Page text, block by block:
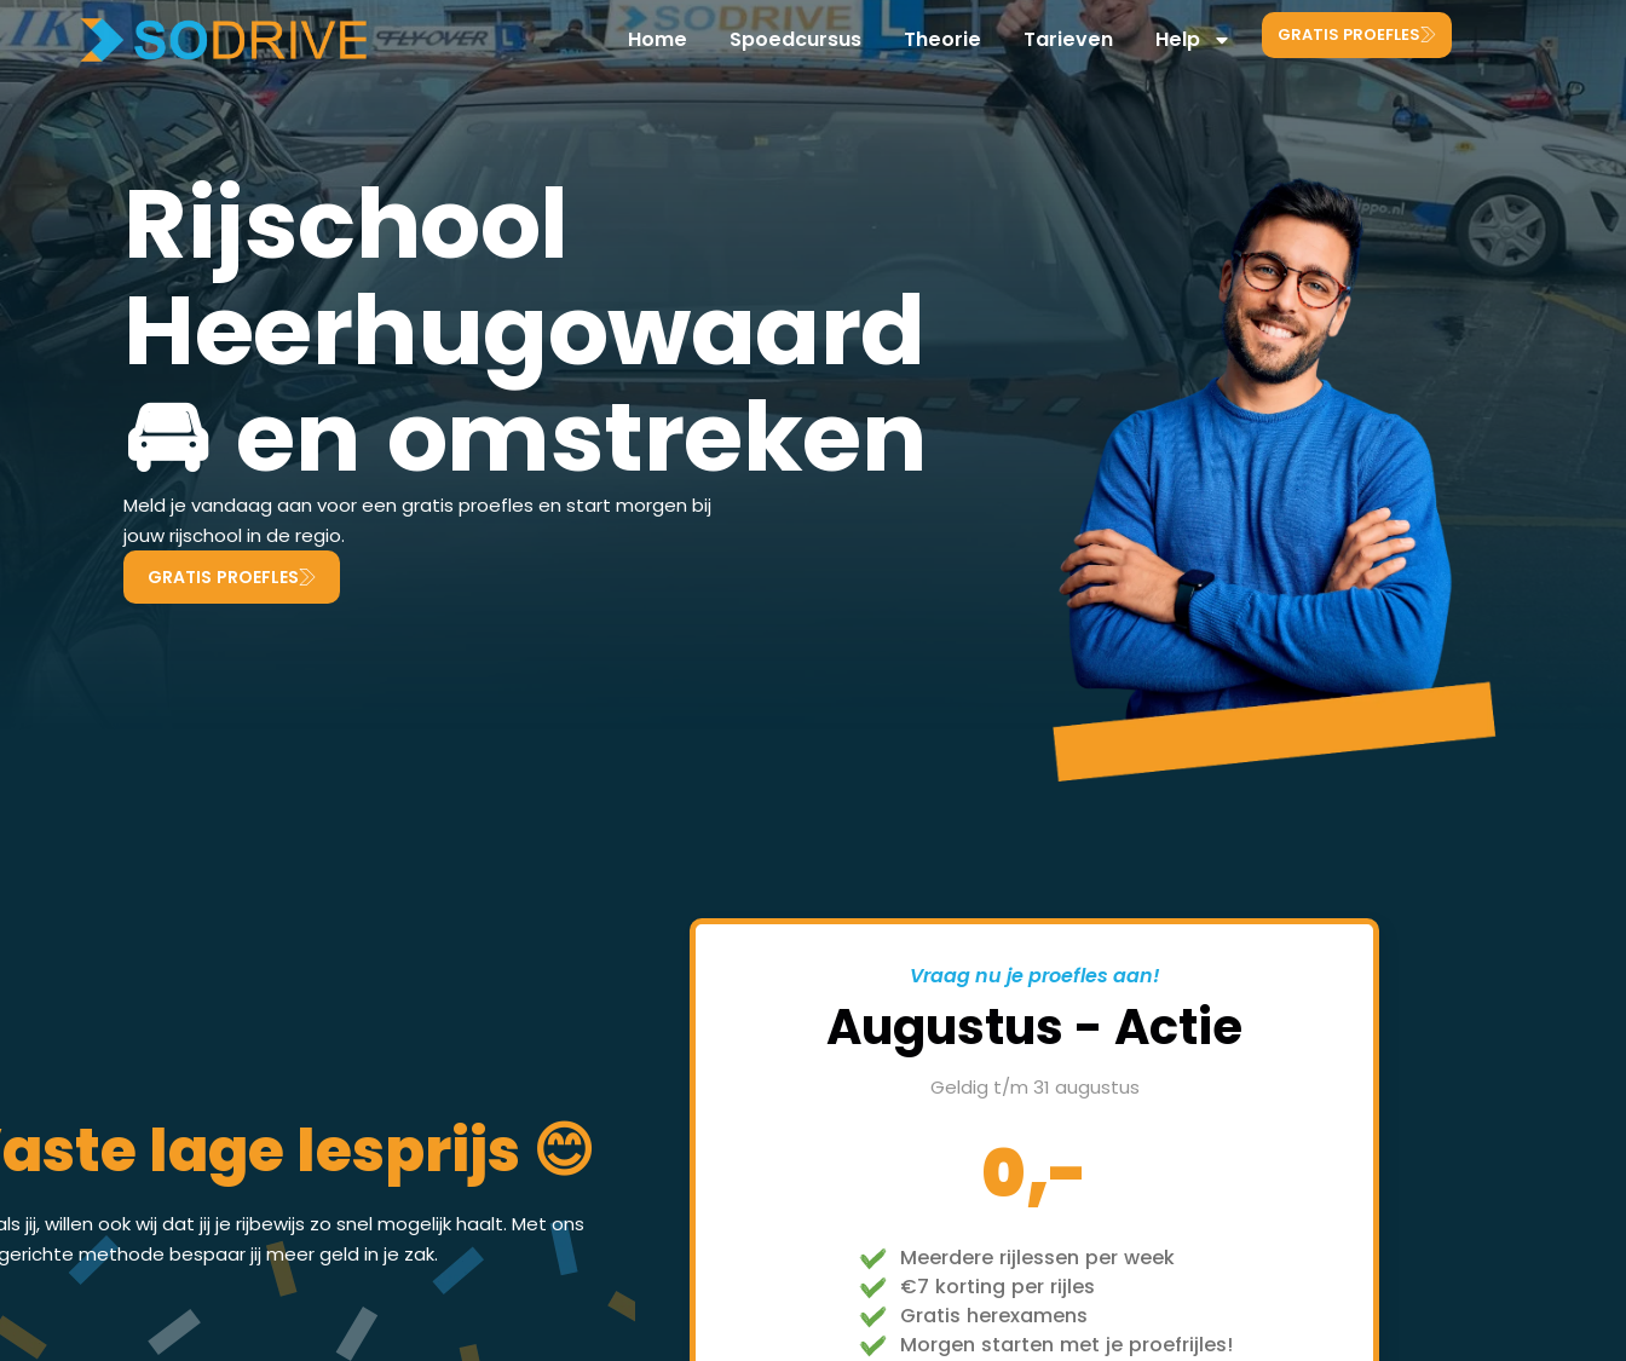
Home Spoedcursus Theorie Tarieven Help GRATIS PROEFLES
Rijschool
Heerhugowaard
🚘 en omstreken
Meld je vandaag aan voor een gratis proefles en start morgen bij
jouw rijschool in de regio.
GRATIS PROEFLES
lage lesprijs 😊
jij, willen ook wij dat jij je rijbewijs zo snel mogelijk haalt. Met ons
methode bespaar jij meer geld in je zak.
Vraag nu je proefles aan!
Augustus - Actie
Geldig t/m 31 augustus
0,-
Meerdere rijlessen per week
€7 korting per rijles
Gratis herexamens
Morgen starten met je proefrijles!